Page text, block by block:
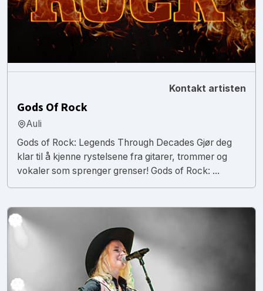
Kontakt artisten
Gods Of Rock
Auli
Gods of Rock: Legends Through Decades Gjør deg
klar til å kjenne rystelsene fra gitarer, trommer og
vokaler som sprenger grenser! Gods of Rock: ...